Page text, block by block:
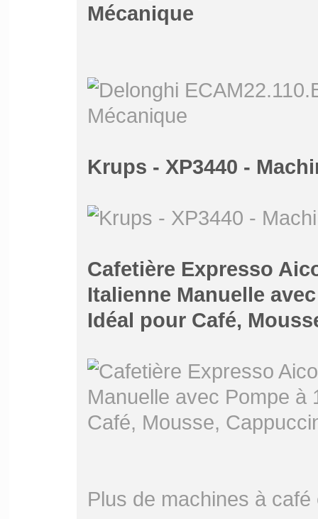
Mécanique
Krups - XP3440 -
Cafetière Expresso
Italienne Manuelle
Idéal pour Café,
Plus de machines à